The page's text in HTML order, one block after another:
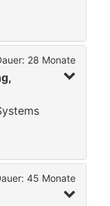
28 Monate
45 Monate